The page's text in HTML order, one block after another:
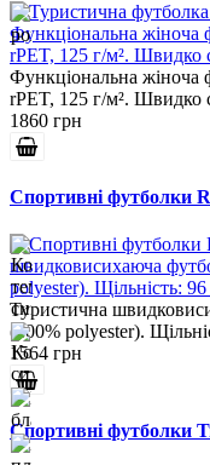
Функціональна жіноча
rPET, 125 г/м². Швидко
1860 грн
Спортивні футболки
Туристична
(100% polyester).
1564 грн
Спортивні футболки